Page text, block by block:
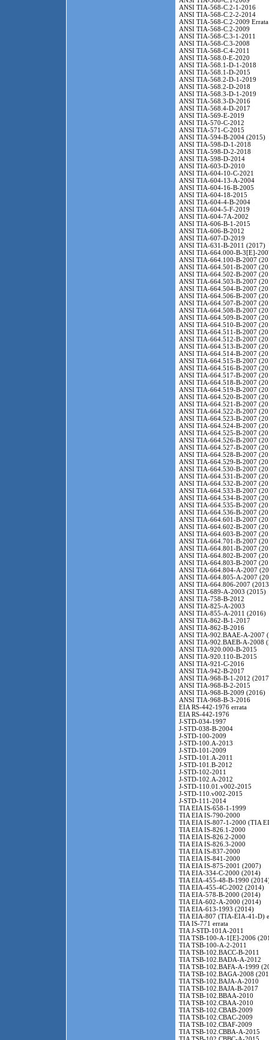
ANSI TIA-568-C.2-1-2016
ANSI TIA-568-C.2-2-2014
ANSI TIA-568-C.2-2009 Errata
ANSI TIA-568-C.2-2009
ANSI TIA-568-C.3-1-2011
ANSI TIA-568-C.3-2008
ANSI TIA-568-C.4-2011
ANSI TIA-568.0-E-2020
ANSI TIA-568.1-D-1-2018
ANSI TIA-568.1-D-2015
ANSI TIA-568.2-D-1-2019
ANSI TIA-568.2-D-2018
ANSI TIA-568.3-D-1-2019
ANSI TIA-568.3-D-2016
ANSI TIA-568.4-D-2017
ANSI TIA-569-E-2019
ANSI TIA-570-C-2012
ANSI TIA-571-C-2015
ANSI TIA-594-B-2004 (2015)
ANSI TIA-598-D-1-2018
ANSI TIA-598-D-2-2018
ANSI TIA-598-D-2014
ANSI TIA-603-D-2010
ANSI TIA-604-10-C-2021
ANSI TIA-604-13-A-2004
ANSI TIA-604-16-B-2005
ANSI TIA-604-18-2015
ANSI TIA-604-4-B-2004
ANSI TIA-604-5-F-2019
ANSI TIA-604-7A-2002
ANSI TIA-606-B-1-2015
ANSI TIA-606-B-2012
ANSI TIA-607-D-2019
ANSI TIA-631-B-2011 (2017)
ANSI TIA-664.000-B-3[E]-
ANSI TIA-664.100-B-2007
ANSI TIA-664.501-B-2007
ANSI TIA-664.502-B-2007
ANSI TIA-664.503-B-2007
ANSI TIA-664.504-B-2007
ANSI TIA-664.506-B-2007
ANSI TIA-664.507-B-2007
ANSI TIA-664.508-B-2007
ANSI TIA-664.509-B-2007
ANSI TIA-664.510-B-2007
ANSI TIA-664.511-B-2007
ANSI TIA-664.512-B-2007
ANSI TIA-664.513-B-2007
ANSI TIA-664.514-B-2007
ANSI TIA-664.515-B-2007
ANSI TIA-664.516-B-2007
ANSI TIA-664.517-B-2007
ANSI TIA-664.518-B-2007
ANSI TIA-664.519-B-2007
ANSI TIA-664.520-B-2007
ANSI TIA-664.521-B-2007
ANSI TIA-664.522-B-2007
ANSI TIA-664.523-B-2007
ANSI TIA-664.524-B-2007
ANSI TIA-664.525-B-2007
ANSI TIA-664.526-B-2007
ANSI TIA-664.527-B-2007
ANSI TIA-664.528-B-2007
ANSI TIA-664.529-B-2007
ANSI TIA-664.530-B-2007
ANSI TIA-664.531-B-2007
ANSI TIA-664.532-B-2007
ANSI TIA-664.533-B-2007
ANSI TIA-664.534-B-2007
ANSI TIA-664.535-B-2007
ANSI TIA-664.536-B-2007
ANSI TIA-664.601-B-2007
ANSI TIA-664.602-B-2007
ANSI TIA-664.603-B-2007
ANSI TIA-664.701-B-2007
ANSI TIA-664.801-B-2007
ANSI TIA-664.802-B-2007
ANSI TIA-664.803-B-2007
ANSI TIA-664.804-A-2007
ANSI TIA-664.805-A-2007
ANSI TIA-664.806-2007
ANSI TIA-689-A-2003 (2015)
ANSI TIA-758-B-2012
ANSI TIA-825-A-2003
ANSI TIA-855-A-2011 (2016)
ANSI TIA-862-B-1-2017
ANSI TIA-862-B-2016
ANSI TIA-902.BAAE-A-2007
ANSI TIA-902.BAEB-A-2008
ANSI TIA-920.000-B-2015
ANSI TIA-920.110-B-2015
ANSI TIA-921-C-2016
ANSI TIA-942-B-2017
ANSI TIA-968-B-1-2012
ANSI TIA-968-B-2-2015
ANSI TIA-968-B-2009 (2016)
ANSI TIA-968-B-3-2016
EIA RS-442-1976 errata
EIA RS-442-1976
J-STD-034-1997
J-STD-038-B-2004
J-STD-100-2009
J-STD-100.A-2013
J-STD-101-2009
J-STD-101.A-2011
J-STD-101.B-2012
J-STD-102-2011
J-STD-102.A-2012
J-STD-110.01.v002-2015
J-STD-110.v002-2015
J-STD-111-2014
TIA EIA IS-658-1-1999
TIA EIA IS-790-2000
TIA EIA IS-807-1-2000 (TIA
TIA EIA IS-826.1-2000
TIA EIA IS-826.2-2000
TIA EIA IS-826.3-2000
TIA EIA IS-837-2000
TIA EIA IS-841-2000
TIA EIA IS-875-2001 (2007)
TIA EIA-334-C-2000 (2014)
TIA EIA-455-48-B-1990
TIA EIA-455-4C-2002 (2014)
TIA EIA-578-B-2000 (2014)
TIA EIA-602-A-2000 (2014)
TIA EIA-613-1993 (2014)
TIA EIA-807 (TIA-EIA-41-D)
TIA IS-771 errata
TIA J-STD-101A-2011
TIA TSB-100-A-1[E]-2006
TIA TSB-100-A-2-2011
TIA TSB-102.BACC-B-2011
TIA TSB-102.BADA-A-2012
TIA TSB-102.BAFA-A-1999
TIA TSB-102.BAGA-2008
TIA TSB-102.BAJA-A-2010
TIA TSB-102.BAJA-B-2017
TIA TSB-102.BBAA-2010
TIA TSB-102.CBAA-2010
TIA TSB-102.CBAB-2009
TIA TSB-102.CBAC-2009
TIA TSB-102.CBAF-2009
TIA TSB-102.CBBA-A-2015